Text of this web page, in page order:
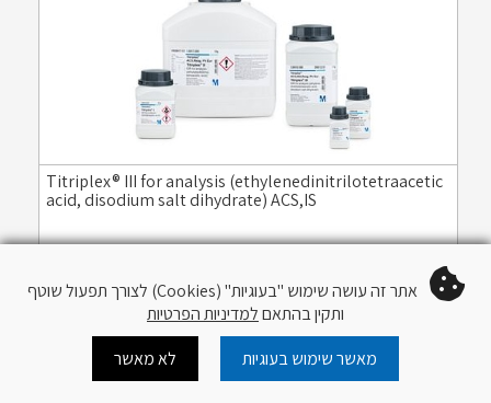
Titriplex® III for analysis (ethylenedinitrilotetraacetic
acid, disodium salt dihydrate) ACS,IS
אתר זה עושה שימוש "בעוגיות" (Cookies) לצורך תפעול שוטף
ותקין בהתאםלמדיניות הפרטיות
מאשר שימוש בעוגיות
לא מאשר